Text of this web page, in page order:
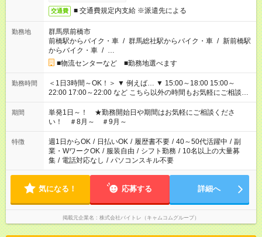
交通費 ■ 交通費規定内支給 ※派遣先による
勤務地
群馬県前橋市
前橋駅からバイク・車 / 群馬総社駅からバイク・車 / 新前橋駅
からバイク・車 / …
■物流センターなど ■勤務地選べます
勤務時間
＜1日3時間～OK！＞ ▼ 例えば… ▼ 15:00～18:00 15:00～
22:00 17:00～22:00 など こちら以外の時間もお気軽にご相談く
ださい！
期間
単発1日～！ ★勤務開始日や期間はお気軽にご相談くださ
い！ ＃8月～ ＃9月～
特徴 週1日からOK / 日払いOK / 履歴書不要 / 40～50代活躍中 / 副
業・WワークOK / 服装自由 / シフト勤務 / 10名以上の大量募
集 / 電話対応なし / パソコンスキル不要
気になる！ 応募する 詳細へ
掲載元企業名 株式会社バイトレ（キャムコムグループ）